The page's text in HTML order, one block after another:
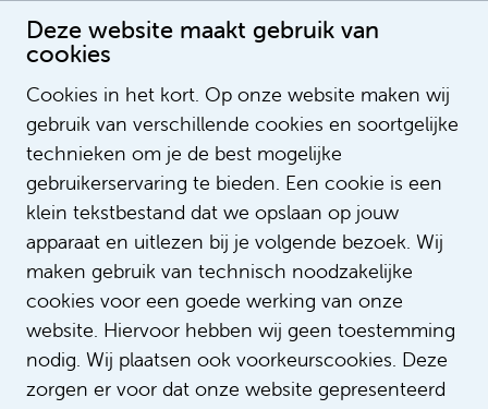
Deze website maakt gebruik van
cookies
Cookies in het kort. Op onze website maken wij
gebruik van verschillende cookies en soortgelijke
technieken om je de best mogelijke
gebruikerservaring te bieden. Een cookie is een
klein tekstbestand dat we opslaan op jouw
apparaat en uitlezen bij je volgende bezoek. Wij
maken gebruik van technisch noodzakelijke
cookies voor een goede werking van onze
website. Hiervoor hebben wij geen toestemming
nodig. Wij plaatsen ook voorkeurscookies. Deze
zorgen er voor dat onze website gepresenteerd
Nadine Snijders Blok
Recruitmentadviseur